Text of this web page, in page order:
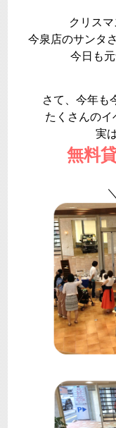
クリス
今泉店のサンタ
今日も
さて、今年も
たくさんのイ
実
無料